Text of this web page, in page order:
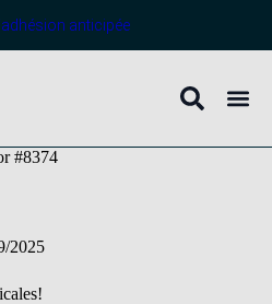
anticipée
#8374
2025